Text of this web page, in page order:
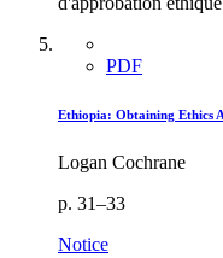
PDF
Ethiopia: Obtaining Ethics
Logan Cochrane
p. 31–33
Notice